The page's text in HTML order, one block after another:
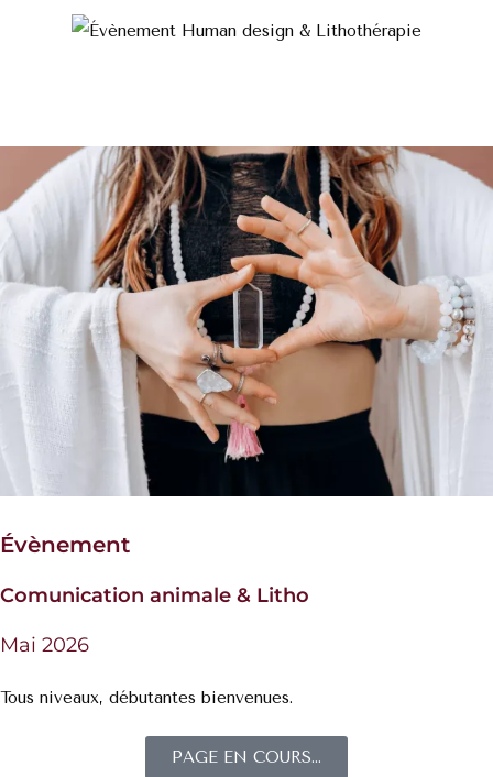
Évènement
Comunication animale & Litho
Mai 2026
Tous niveaux, débutantes bienvenues.
PAGE EN COURS...